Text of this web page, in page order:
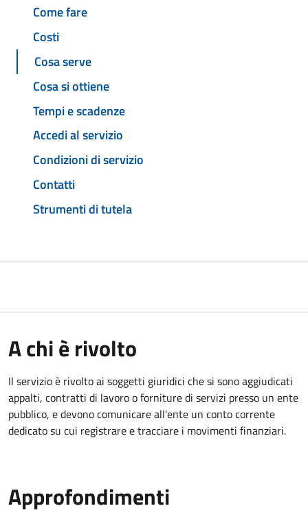
Come fare
Costi
Cosa serve
Cosa si ottiene
Tempi e scadenze
Accedi al servizio
Condizioni di servizio
Contatti
Strumenti di tutela
A chi è rivolto
Il servizio è rivolto ai soggetti giuridici che si sono aggiudicati
appalti, contratti di lavoro o forniture di servizi presso un ente
pubblico, e devono comunicare all'ente un conto corrente
dedicato su cui registrare e tracciare i movimenti finanziari.
Approfondimenti